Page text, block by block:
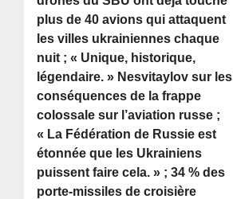
plus de 40 avions qui attaquent
les villes ukrainiennes chaque
nuit ; « Unique, historique,
légendaire. » Nesvitaylov sur les
conséquences de la frappe
colossale sur l’aviation russe ;
« La Fédération de Russie est
étonnée que les Ukrainiens
puissent faire cela. » ; 34 % des
porte-missiles de croisière